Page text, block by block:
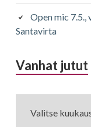
Open mic 7.5.,
Santavirta
Vanhat jutut